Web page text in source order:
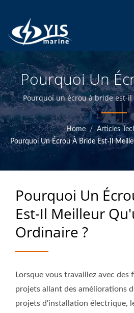
Pourquoi Un
Est-Il Meilleur
Ordinaire ? |
Pourquoi un écrou à bride est-
ordinaire ? | YIS Marine est un
dévoué à fournir des
électroniques marins de haute
et en fabriquant en interne et
qualité au siège de Taiwan,
de proposer des produits
Home / Articles
Pourquoi Un Écrou À Bride Est-Il
Pourquoi Un
Est-Il Meilleur
Ordinaire ?
Lorsque vous travaillez avec des
projets allant des améliorations
projets d'installation électrique,